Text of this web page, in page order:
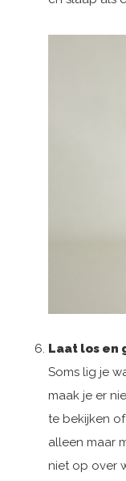
Laat los en
Soms lig je
maak je er
te bekijken
alleen maar
niet op over